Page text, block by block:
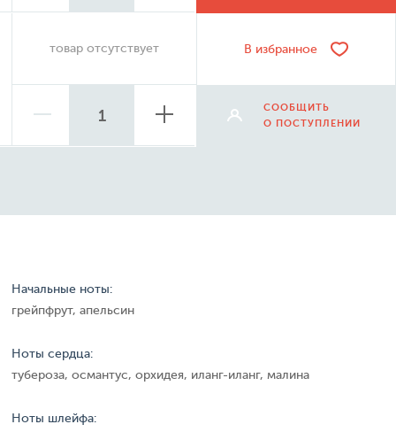
товар отсутствует В избранное
СООБЩИТЬ
О ПОСТУПЛЕНИИ
Начальные ноты:
грейпфрут, апельсин
Ноты сердца:
тубероза, османтус, орхидея, иланг-иланг, малина
Ноты шлейфа: